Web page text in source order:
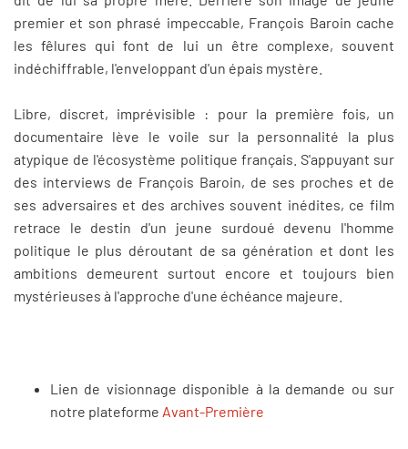
premier et son phrasé impeccable, François Baroin cache
les fêlures qui font de lui un être complexe, souvent
indéchiffrable, l'enveloppant d'un épais mystère.
Libre, discret, imprévisible : pour la première fois, un
documentaire lève le voile sur la personnalité la plus
atypique de l'écosystème politique français. S'appuyant sur
des interviews de François Baroin, de ses proches et de
ses adversaires et des archives souvent inédites, ce film
retrace le destin d'un jeune surdoué devenu l'homme
politique le plus déroutant de sa génération et dont les
ambitions demeurent surtout encore et toujours bien
mystérieuses à l'approche d'une échéance majeure.
Lien de visionnage disponible à la demande ou sur
notre plateforme Avant-Première